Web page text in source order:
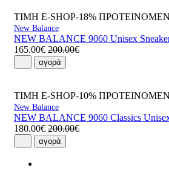
ΤΙΜΗ E-SHOP-18%
New Balance
NEW BALANCE 9060 Unisex
165.00€ 200.00€
αγορά
ΤΙΜΗ E-SHOP-10%
New Balance
NEW BALANCE 9060 Classics
180.00€ 200.00€
αγορά